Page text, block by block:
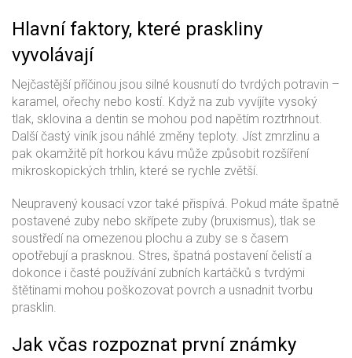
Hlavní faktory, které praskliny
vyvolávají
Nejčastější příčinou jsou silné kousnutí do tvrdých potravin –
karamel, ořechy nebo kostí. Když na zub vyvíjíte vysoký
tlak, sklovina a dentin se mohou pod napětím roztrhnout.
Další častý viník jsou náhlé změny teploty. Jíst zmrzlinu a
pak okamžitě pít horkou kávu může způsobit rozšíření
mikroskopických trhlin, které se rychle zvětší.
Neupravený kousací vzor také přispívá. Pokud máte špatně
postavené zuby nebo skřípete zuby (bruxismus), tlak se
soustředí na omezenou plochu a zuby se s časem
opotřebují a prasknou. Stres, špatná postavení čelistí a
dokonce i časté používání zubních kartáčků s tvrdými
štětinami mohou poškozovat povrch a usnadnit tvorbu
prasklin.
Jak včas rozpoznat první známky